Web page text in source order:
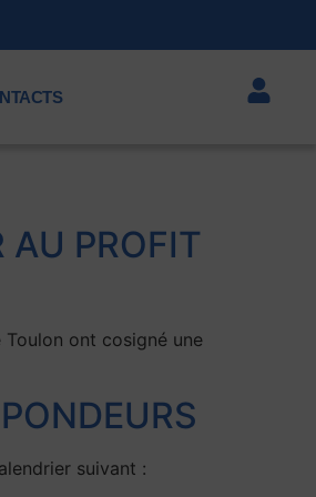
AU PROFIT
ont cosigné une
suivant :